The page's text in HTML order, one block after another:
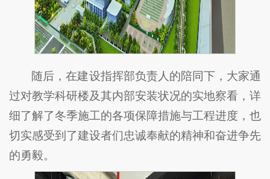
随后，在建设指挥部负责人的陪同下，大家通
过对教学科研楼及其内部安装状况的实地察看，详
细了解了冬季施工的各项保障措施与工程进度，也
切实感受到了建设者们忠诚奉献的精神和奋进争先
的勇毅。